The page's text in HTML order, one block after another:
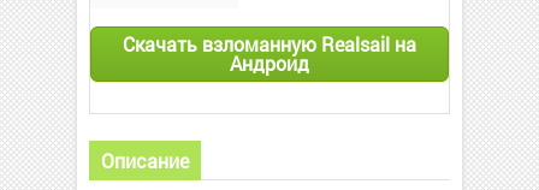
Скачать взломанную Realsail на
Андроид
Описание